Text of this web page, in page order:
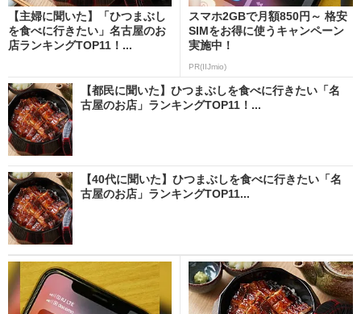
【主婦に聞いた】「ひつまぶし
を食べに行きたい」名古屋のお
店ランキングTOP11！...
スマホ2GBで月額850円～ 格安
SIMをお得に使うキャンペーン
実施中！
PR(IIJmio)
【都民に聞いた】ひつまぶしを食べに行きたい「名
古屋のお店」ランキングTOP11！...
【40代に聞いた】ひつまぶしを食べに行きたい「名
古屋のお店」ランキングTOP11...